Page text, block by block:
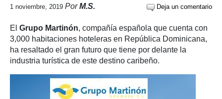
1 noviembre, 2019 PorM.S. Deja un comentario
El Grupo Martinón, compañía española que cuenta con
3,000 habitaciones hoteleras en República Dominicana,
ha resaltado el gran futuro que tiene por delante la
industria turística de este destino caribeño.